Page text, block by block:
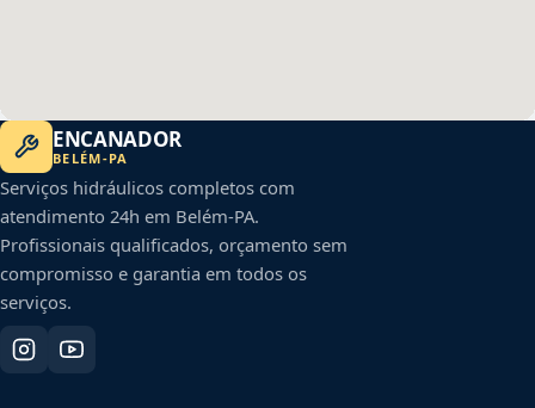
ENCANADOR
BELÉM-PA
Serviços hidráulicos completos com
atendimento 24h em Belém-PA.
Profissionais qualificados, orçamento sem
compromisso e garantia em todos os
serviços.